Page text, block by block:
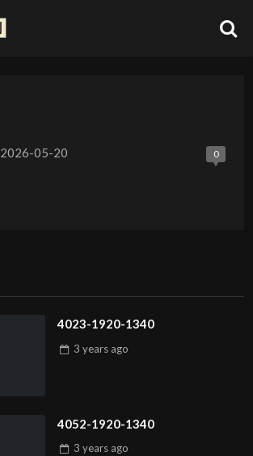
2026-05-20 0
4023-1920-1340
3 years ago
4052-1920-1340
3 years ago